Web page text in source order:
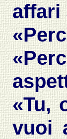
affari
«Tu,
vuoi